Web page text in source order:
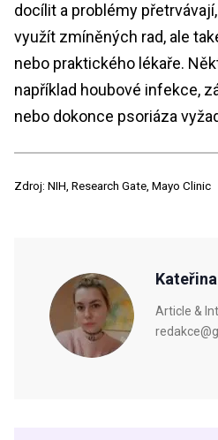
docílit a problémy
využít zmíněných rad, ale
nebo praktického lékaře.
například houbové infekce,
nebo dokonce psoriáza
Zdroj: NIH, Research Gate, Mayo Clinic
Article &